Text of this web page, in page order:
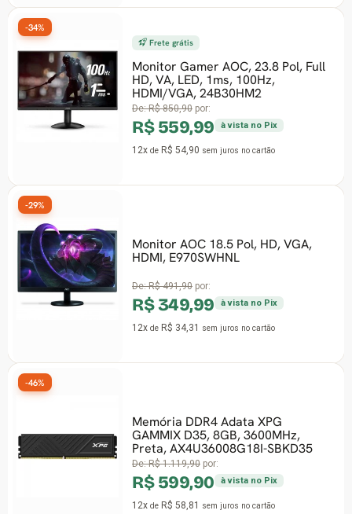
Frete grátis
Monitor Gamer AOC, 23.8 Pol, Full
HD, VA, LED, 1ms, 100Hz,
HDMI/VGA, 24B30HM2
De:R$ 850,90por:
R$ 559,99 à vista no Pix
R$ 54,90sem juros no cartão
Monitor AOC 18.5 Pol, HD, VGA,
HDMI, E970SWHNL
De:R$ 491,90por:
R$ 349,99 à vista no Pix
R$ 34,31sem juros no cartão
Memória DDR4 Adata XPG
GAMMIX D35, 8GB, 3600MHz,
Preta, AX4U36008G18I-SBKD35
R$ 1.119,90por:
R$ 599,90 à vista no Pix
R$ 58,81sem juros no cartão